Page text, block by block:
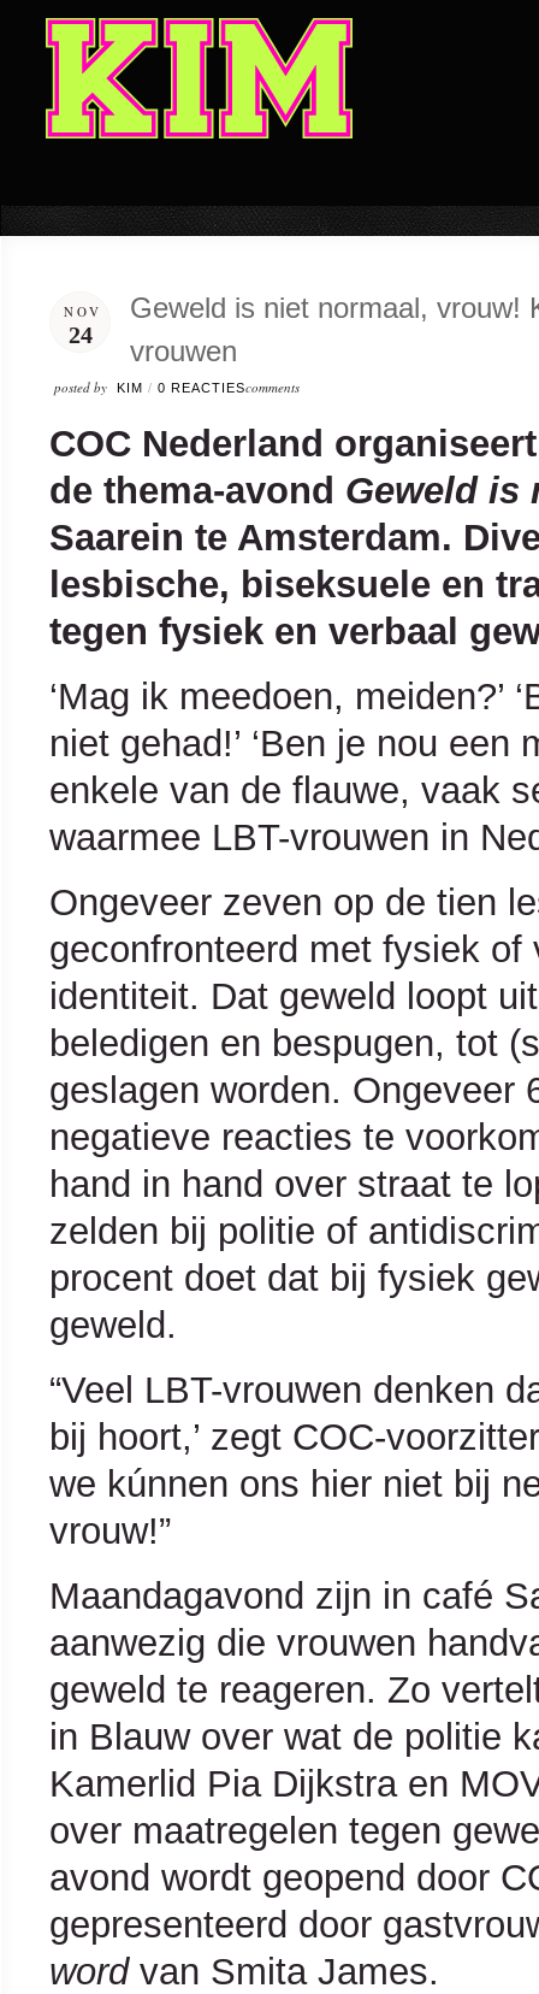
NOV
24
Geweld is niet normaal, vrouw!
vrouwen
posted by KIM / 0 REACTIEScomments
COC Nederland
de thema-avond Geweld is
Saarein te Amsterdam.
lesbische, biseksuele en
tegen fysiek en verbaal
‘Mag ik meedoen, meiden?’
niet gehad!’ ‘Ben je nou
enkele van de flauwe, vaak
waarmee LBT-vrouwen in
Ongeveer zeven op de tien
geconfronteerd met fysiek
identiteit. Dat geweld loopt
beledigen en bespugen, tot
geslagen worden. Ongeveer
negatieve reacties te
hand in hand over straat te
zelden bij politie of
procent doet dat bij fysiek
geweld.
“Veel LBT-vrouwen denken
bij hoort,’ zegt COC-
we kúnnen ons hier niet bij
vrouw!”
Maandagavond zijn in café
aanwezig die vrouwen
geweld te reageren. Zo
in Blauw over wat de politie
Kamerlid Pia Dijkstra en
over maatregelen tegen
avond wordt geopend door
gepresenteerd door
word van Smita James.